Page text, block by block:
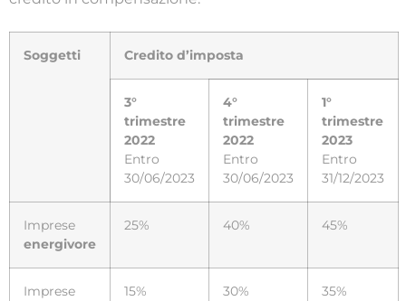
Soggetti Credito d’imposta
3°
trimestre
2022
Entro
30/06/2023
4°
trimestre
2022
Entro
30/06/2023
1°
trimestre
2023
Entro
31/12/2023
Imprese
energivore
25% 40% 45%
Imprese
15% 30% 35%